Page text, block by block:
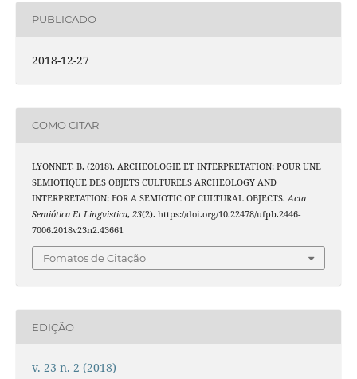
PUBLICADO
2018-12-27
COMO CITAR
LYONNET, B. (2018). ARCHEOLOGIE ET INTERPRETATION: POUR UNE
SEMIOTIQUE DES OBJETS CULTURELS ARCHEOLOGY AND
INTERPRETATION: FOR A SEMIOTIC OF CULTURAL OBJECTS. Acta
Semiótica Et Lingvistica, 23(2). https://doi.org/10.22478/ufpb.2446-
7006.2018v23n2.43661
Fomatos de Citação
EDIÇÃO
v. 23 n. 2 (2018)